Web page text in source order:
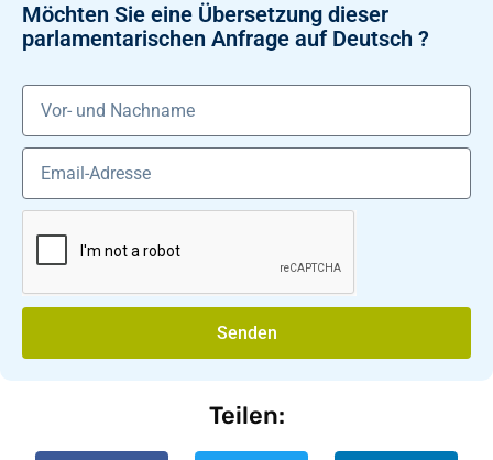
Möchten Sie eine Übersetzung dieser
parlamentarischen Anfrage auf Deutsch ?
Senden
Teilen: